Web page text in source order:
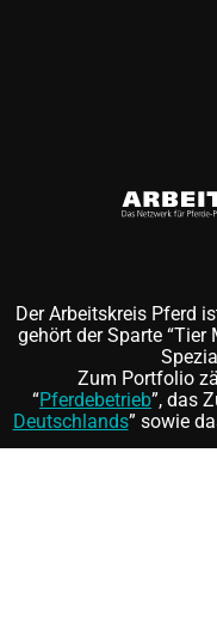
Der Arbeitskreis Pferd
gehört der Sparte “Tier
Zum Portfolio
“Pferdebetrieb”, das
Deutschlands” sowie